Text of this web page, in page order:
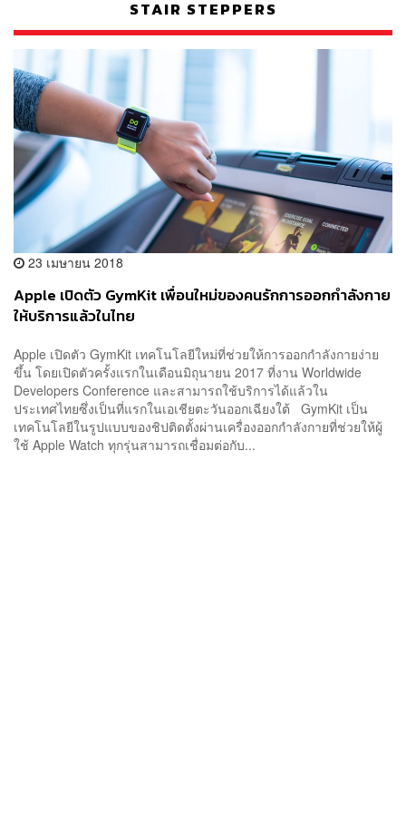
STAIR STEPPERS
23 เมษายน 2018
Apple เปิดตัว GymKit เพื่อนใหม่ของคนรักการออกกำลังกาย
ให้บริการแล้วในไทย
Apple เปิดตัว GymKit เทคโนโลยีใหม่ที่ช่วยให้การออกกำลังกายง่าย
ขึ้น โดยเปิดตัวครั้งแรกในเดือนมิถุนายน 2017 ที่งาน Worldwide
Developers Conference และสามารถใช้บริการได้แล้วใน
ประเทศไทยซึ่งเป็นที่แรกในเอเชียตะวันออกเฉียงใต้ GymKit เป็น
เทคโนโลยีในรูปแบบของชิปติดตั้งผ่านเครื่องออกกำลังกายที่ช่วยให้ผู้
ใช้ Apple Watch ทุกรุ่นสามารถเชื่อมต่อกับ...